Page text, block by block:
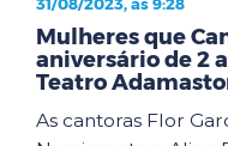
Mulheres que
aniversário de 2
Teatro
As cantoras Flor